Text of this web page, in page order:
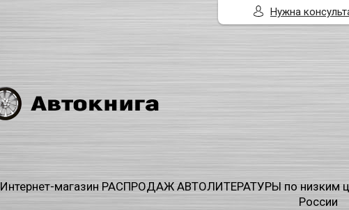
Интернет-магазин РАСПРОДАЖ АВТОЛИТЕРАТУРЫ по низким
России
Нужна